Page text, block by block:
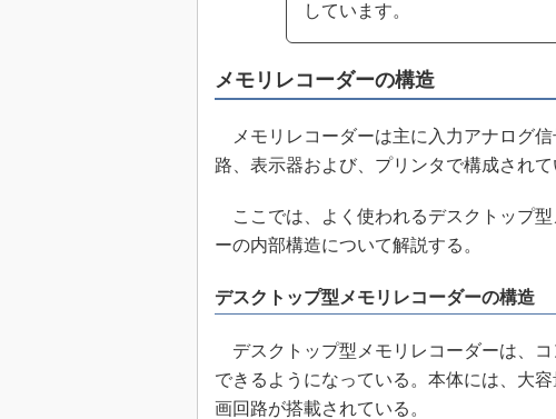
計測器メーカーから見た5G
う変わる？
編】
IoT時代の無線規格を知る【Z-Wave
編】
しています。
メモリレコーダーの構造
メモリレコーダーは主に入力アナログ
路、表示器および、プリンタで構成されて
ここでは、よく使われるデスクトップ
ーの内部構造について解説する。
デスクトップ型メモリレコーダーの構造
デスクトップ型メモリレコーダーは、
できるようになっている。本体には、大
画回路が搭載されている。